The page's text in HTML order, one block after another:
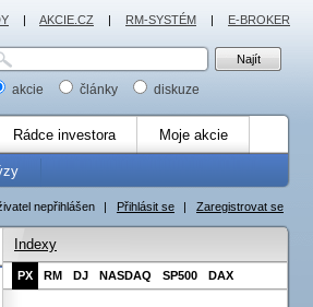
akcie články diskuze
Rádce investora Moje akcie
nepřihlášen | Přihlásit se | Zaregistrovat se
Indexy
PX RM DJ NASDAQ SP500 DAX
| AKCIE.CZ | RM-SYSTÉM | E-BROKER